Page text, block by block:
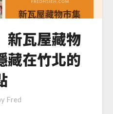
新瓦屋藏物
藏在竹北的
Fred